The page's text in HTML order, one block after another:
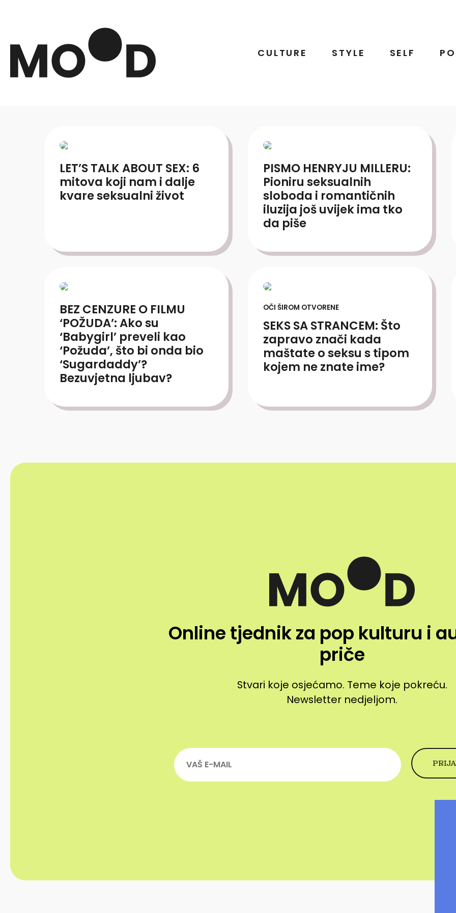
CULTURE STYLE SELF
LET’S TALK ABOUT SEX: 6
mitova koji nam i dalje
kvare seksualni život
PISMO HENRYJU MILLERU:
Pioniru seksualnih
sloboda i romantičnih
iluzija još uvijek ima tko
da piše
BEZ CENZURE O FILMU
‘POŽUDA’: Ako su
‘Babygirl’ preveli kao
‘Požuda’, što bi onda bio
‘Sugardaddy’?
Bezuvjetna ljubav?
OČI ŠIROM OTVORENE
SEKS SA STRANCEM: Što
zapravo znači kada
maštate o seksu s tipom
kojem ne znate ime?
Online tjednik za pop kulturu i
priče
Stvari koje osjećamo. Teme koje pokreću.
Newsletter nedjeljom.